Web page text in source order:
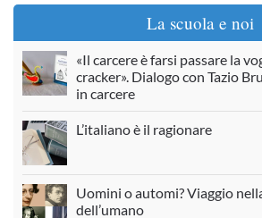
La scuola e noi
«Il carcere è farsi passare la
cracker». Dialogo con Tazio
in carcere
L’italiano è il ragionare
Uomini o automi? Viaggio
dell’umano